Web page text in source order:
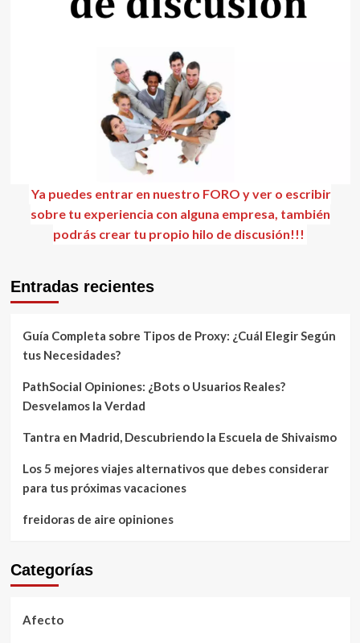
Ya puedes entrar en nuestro FORO y ver o escribir
sobre tu experiencia con alguna empresa, también
podrás crear tu propio hilo de discusión!!!
Entradas recientes
Guía Completa sobre Tipos de Proxy: ¿Cuál Elegir Según
tus Necesidades?
PathSocial Opiniones: ¿Bots o Usuarios Reales?
Desvelamos la Verdad
Tantra en Madrid, Descubriendo la Escuela de Shivaismo
Los 5 mejores viajes alternativos que debes considerar
para tus próximas vacaciones
freidoras de aire opiniones
Categorías
Afecto